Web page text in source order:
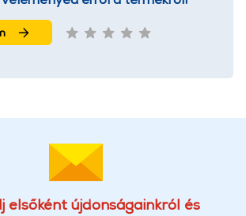
elsőként újdonságainkról és